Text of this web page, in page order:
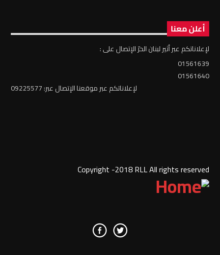
أعلن معنا
لإعلاناتكم عبر أثير لبنان الحرّ الإتصال على :
01561639
01561640
لإعلاناتكم عبر موقعنا الإتصال عبر: 09225577
Copyright -2018 RLL All rights reserved